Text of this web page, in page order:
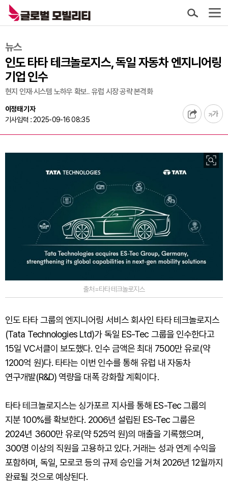
뉴스
인도 타타 테크놀로지스, 독일 자동차 엔지니어링
기업 인수
현지 인재·시스템 노하우 확보.. 유럽 시장 공략 본격화
이정태 기자
기사입력 : 2025-09-16 08:35
출처=타타 테크놀로지스
인도 타타 그룹의 엔지니어링 서비스 회사인 타타 테크놀로지스
(Tata Technologies Ltd)가 독일 ES-Tec 그룹을 인수한다고
15일 VC서클이 보도했다. 인수 금액은 최대 7500만 유로(약
1200억 원)다. 타타는 이번 인수를 통해 유럽 내 자동차
연구개발(R&D) 역량을 대폭 강화할 계획이다.
타타 테크놀로지스는 싱가포르 지사를 통해 ES-Tec 그룹의
지분 100%를 확보한다. 2006년 설립된 ES-Tec 그룹은
2024년 3600만 유로(약 525억 원)의 매출을 기록했으며,
300명 이상의 직원을 고용하고 있다. 거래는 성과 연계 수익을
포함하며, 독일, 모로코 등의 규제 승인을 거쳐 2026년 12월까지
완료될 것으로 예상된다.